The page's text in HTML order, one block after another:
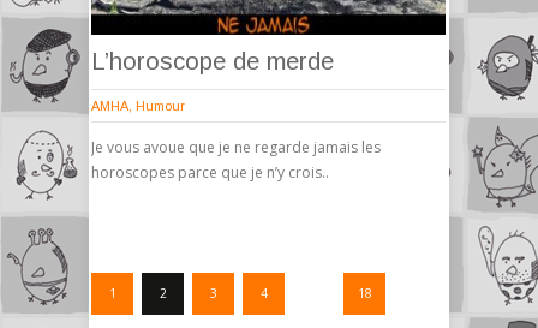
L’horoscope de merde
AMHA Humour
Je vous avoue que je ne regarde jamais les
horoscopes parce que je n’y crois..
1 2 3 4 18